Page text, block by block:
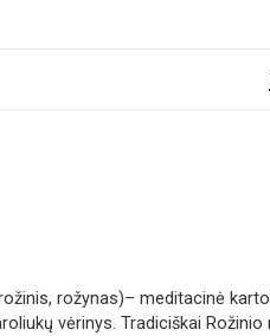
rožynas)– meditacinė
vėrinys. Tradiciškai